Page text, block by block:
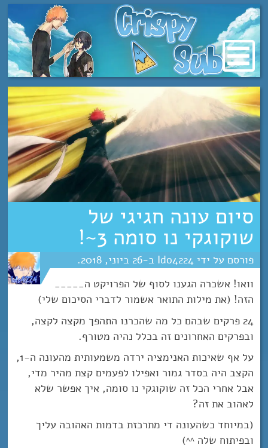
מעבר
לתוכן
סיום עונה חגיגי של
שוקוגקי נו סומה 3~!
Ido4224
26 יוני 2018
וואו! אשכרה הגענו לסוף של הפרויקט ה_____
הזה! (את מילות התואר אשמור לדברי הסיכום שלי)
24 פרקים שבהם כל מה שהכרנו התהפך מקצה לקצה,
ובפרקים האחרונים זה בכלל נהיה מטורף.
על אף שאיכות האנימציה ירדה משמעותית מהעונה ה-1,
הקצב היה בסדר גמור ואפילו לפעמים קצת מהיר מדי,
אבל אחרי הכל זה שוקוגקי נו סומה, איך אפשר שלא
לאהוב את זה?
(במיוחד כשהעונה די מתרכזת בדמות האהובה עליך
ובפיתוח שלה ^^)